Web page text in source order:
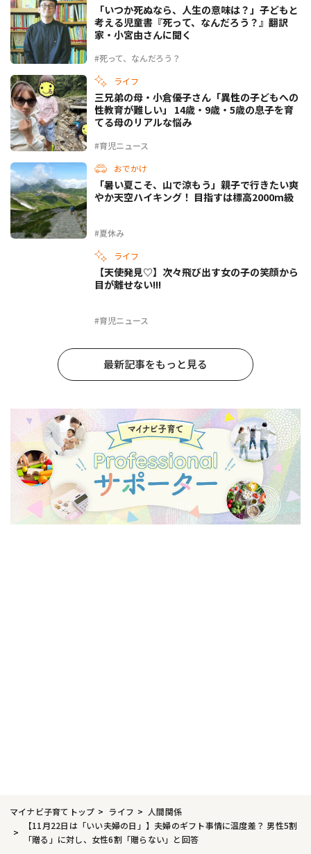
#死って、なんだろう？
「いつか死ぬなら、人生の意味は？」子どもと
考える児童書『死って、なんだろう？』翻訳
家・小宮由さんに聞く
ライフ
#育児ニュース
三兄弟の母・小倉優子さん「異性の子どもへの
性教育が難しい」 14歳・9歳・5歳の息子を育
てる母のリアルな悩み
おでかけ
#夏休み
「暑い夏こそ、山で涼もう」親子で行きたい爽
やか天空ハイキング！ 目指すは標高2000m級
ライフ
#育児ニュース
【天使発見♡】次々飛び出す女の子の笑顔から
目が離せない!!!
最新記事をもっと見る
マイナビ子育てトップ ライフ
人間関係
【11月22日は「いい夫婦の日」】夫婦のギフト事情に温度差？ 男性5割
「贈る」に対し、女性6割「贈らない」と回答